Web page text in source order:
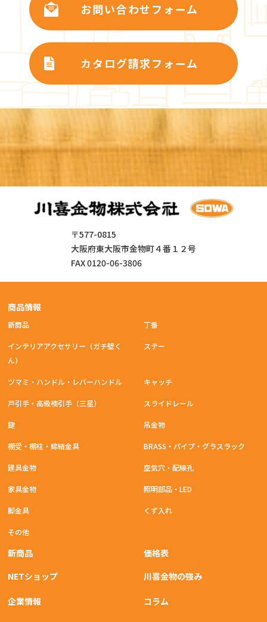
お問い合わせフォーム
カタログ請求フォーム
〒577-0815
大阪府東大阪市金物町４番１２号
FAX 0120-06-3806
商品情報
新商品
インテリアアクセサリー（ガチ壁く
ん）
ツマミ・ハンドル・レバーハンドル
戸引手・高級襖引手（三星）
鍵
丁番
ステー
キャッチ
スライドレール
吊金物
棚受・棚柱・締結金具
建具金物
家具金物
脚金具
BRASS・パイプ・グラスラック
空気穴・配線孔
照明部品・LED
くず入れ
その他
新商品
価格表
NETショップ
川喜金物の強み
企業情報 コラム